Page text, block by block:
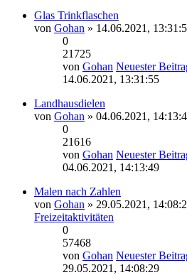
Glas Trinkflaschen
von Gohan » 14.06.2021,
0
21725
von Gohan Neuester
14.06.2021, 13:31:55
Landhausdielen
von Gohan » 04.06.2021,
0
21616
von Gohan Neuester
04.06.2021, 14:13:49
Malen nach Zahlen
von Gohan » 29.05.2021,
Freizeitaktivitäten
0
57468
von Gohan Neuester
29.05.2021, 14:08:29